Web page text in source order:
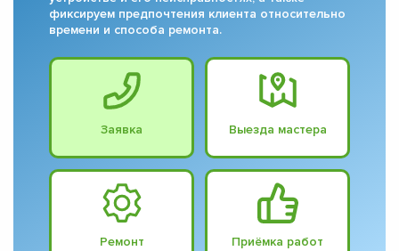
фиксируем предпочтения клиента относительно
времени и способа ремонта.
Заявка Выезда мастера
Ремонт Приёмка работ